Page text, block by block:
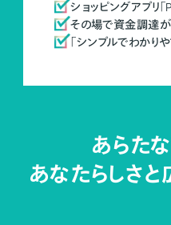
ショッピングアプリ
その場で資金調達が
「シンプルでわかり
あらた
あなたらしさと